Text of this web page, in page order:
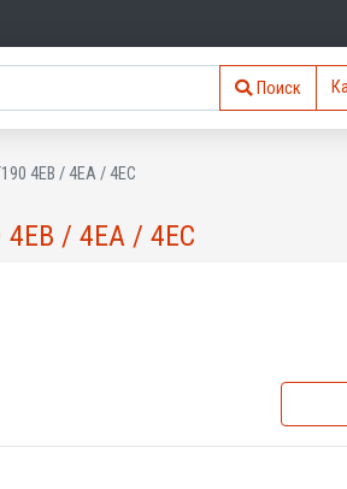
Поиск
4EB / 4EA / 4EC
/ 4EA / 4EC